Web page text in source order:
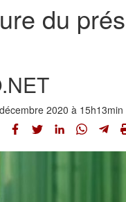
du
2020 à 15h13min